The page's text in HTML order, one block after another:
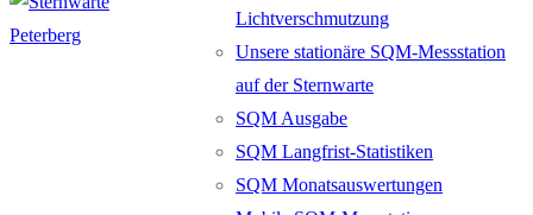
Lichtverschmutzung
Unsere stationäre SQM-Messstation
auf der Sternwarte
SQM Ausgabe
SQM Langfrist-Statistiken
SQM Monatsauswertungen